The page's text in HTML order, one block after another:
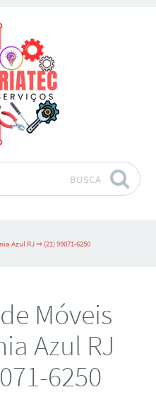
BUSCA
Azul RJ ⇒ (21) 99071-6250
Móveis
Azul RJ
6250